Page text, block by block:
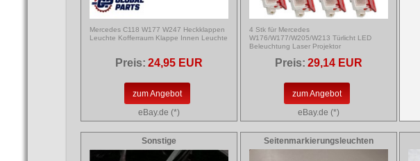
Mercedes C118 W177 W247 Heckklappen
Leuchte Kofferraum Klappe Innen Leuchte
Preis: 24,95 EUR
zum Angebot
eBay.de (*)
4 Stk für Mercedes
W176/W177/W205/W213 Türlicht LED
Beleuchtung Laser Projektor
Preis: 29,14 EUR
zum Angebot
eBay.de (*)
Sonstige Seitenmarkierungsleuchten